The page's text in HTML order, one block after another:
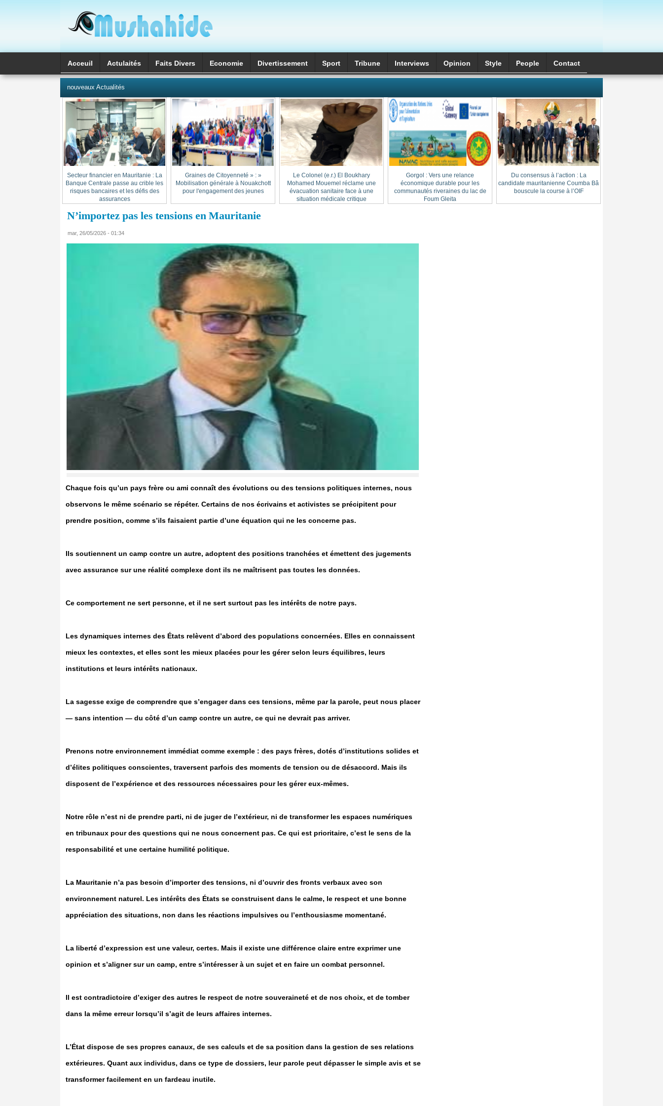
Acceuil Actulaités Faits Divers Economie Divertissement Sport Tribune Interviews Opinion Style َPeople Contact
nouveaux Actualités
Du consensus à l’action : La
candidate mauritanienne Coumba Bâ
bouscule la course à l’OIF
Gorgol : Vers une relance
économique durable pour les
communautés riveraines du lac de
Foum Gleita
Le Colonel (e.r.) El Boukhary
Mohamed Mouemel réclame une
évacuation sanitaire face à une
situation médicale critique
« Graines de Citoyenneté » :
Mobilisation générale à Nouakchott
pour l'engagement des jeunes
Secteur financier en Mauritanie : La
Banque Centrale passe au crible les
risques bancaires et les défis des
assurances
N’importez pas les tensions en Mauritanie
mar, 26/05/2026 - 01:34
Chaque fois qu’un pays frère ou ami connaît des évolutions ou des tensions politiques internes, nous
observons le même scénario se répéter. Certains de nos écrivains et activistes se précipitent pour
prendre position, comme s’ils faisaient partie d’une équation qui ne les concerne pas.
Ils soutiennent un camp contre un autre, adoptent des positions tranchées et émettent des jugements
avec assurance sur une réalité complexe dont ils ne maîtrisent pas toutes les données.
Ce comportement ne sert personne, et il ne sert surtout pas les intérêts de notre pays.
Les dynamiques internes des États relèvent d’abord des populations concernées. Elles en connaissent
mieux les contextes, et elles sont les mieux placées pour les gérer selon leurs équilibres, leurs
institutions et leurs intérêts nationaux.
La sagesse exige de comprendre que s’engager dans ces tensions, même par la parole, peut nous placer
— sans intention — du côté d’un camp contre un autre, ce qui ne devrait pas arriver.
Prenons notre environnement immédiat comme exemple : des pays frères, dotés d’institutions solides et
d’élites politiques conscientes, traversent parfois des moments de tension ou de désaccord. Mais ils
disposent de l’expérience et des ressources nécessaires pour les gérer eux-mêmes.
Notre rôle n’est ni de prendre parti, ni de juger de l’extérieur, ni de transformer les espaces numériques
en tribunaux pour des questions qui ne nous concernent pas. Ce qui est prioritaire, c’est le sens de la
responsabilité et une certaine humilité politique.
La Mauritanie n’a pas besoin d’importer des tensions, ni d’ouvrir des fronts verbaux avec son
environnement naturel. Les intérêts des États se construisent dans le calme, le respect et une bonne
appréciation des situations, non dans les réactions impulsives ou l’enthousiasme momentané.
La liberté d’expression est une valeur, certes. Mais il existe une différence claire entre exprimer une
opinion et s’aligner sur un camp, entre s’intéresser à un sujet et en faire un combat personnel.
Il est contradictoire d’exiger des autres le respect de notre souveraineté et de nos choix, et de tomber
dans la même erreur lorsqu’il s’agit de leurs affaires internes.
L’État dispose de ses propres canaux, de ses calculs et de sa position dans la gestion de ses relations
extérieures. Quant aux individus, dans ce type de dossiers, leur parole peut dépasser le simple avis et se
transformer facilement en un fardeau inutile.